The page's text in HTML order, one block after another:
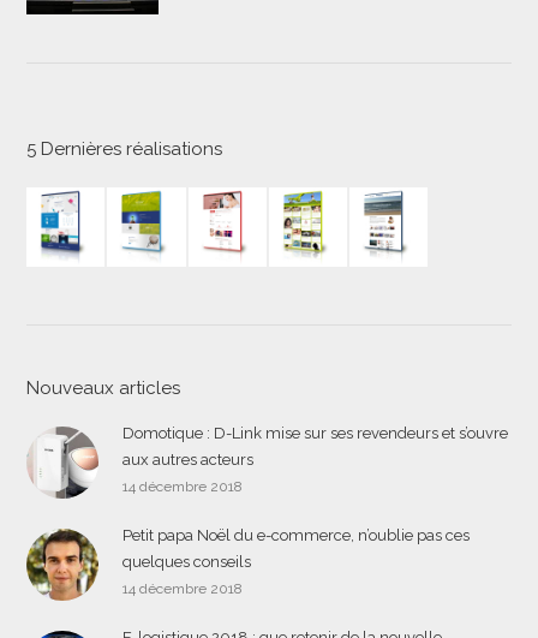
5 Dernières réalisations
Nouveaux articles
Domotique : D-Link mise sur ses revendeurs et s’ouvre
aux autres acteurs
14 décembre 2018
Petit papa Noël du e-commerce, n’oublie pas ces
quelques conseils
14 décembre 2018